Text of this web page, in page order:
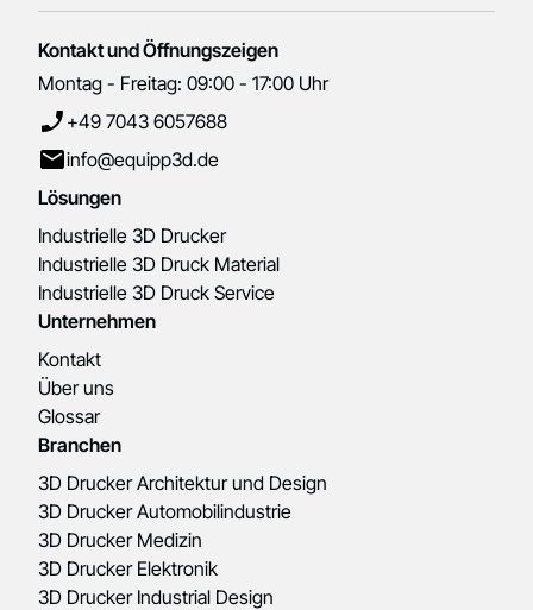
Kontakt und Öffnungszeigen
Montag - Freitag: 09:00 - 17:00 Uhr
+49 7043 6057688
info@equipp3d.de
Lösungen
Industrielle 3D Drucker
Industrielle 3D Druck Material
Industrielle 3D Druck Service
Unternehmen
Kontakt
Über uns
Glossar
Branchen
3D Drucker Architektur und Design
3D Drucker Automobilindustrie
3D Drucker Medizin
3D Drucker Elektronik
3D Drucker Industrial Design